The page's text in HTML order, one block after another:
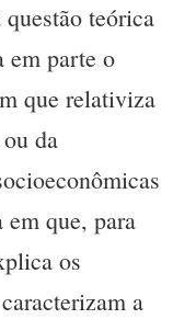
teórica
em parte o
que relativiza
da
em que, para
os
a